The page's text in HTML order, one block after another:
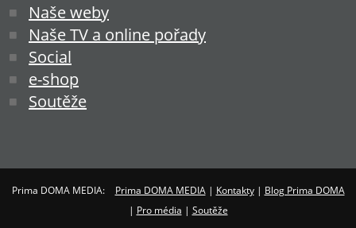
Naše weby
Naše TV a online pořady
Social
e-shop
Soutěže
Prima DOMA MEDIA: Prima DOMA MEDIA| Kontakty| Blog Prima DOMA
| Pro média | Soutěže